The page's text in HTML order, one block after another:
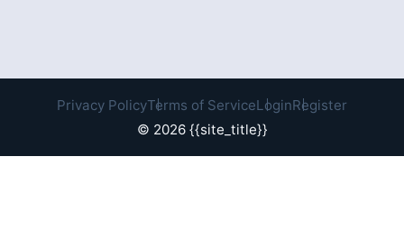
© 2026 {{site_title}}
Privacy PolicyTerms of ServiceLoginRegister